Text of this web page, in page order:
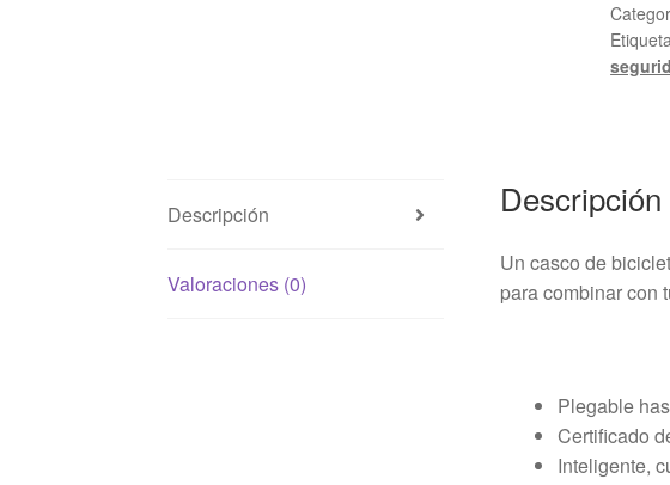
Descripción
Valoraciones (0)
Descripción
Un casco de
para combinar con
Plegable
Certificado
Inteligente,